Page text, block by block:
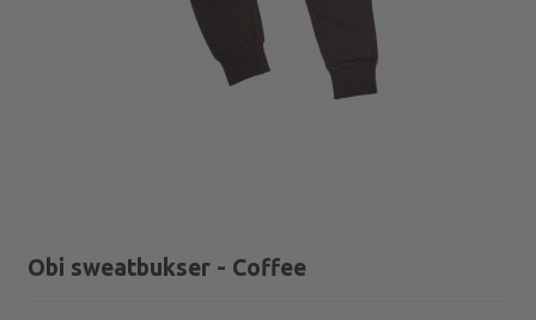
Obi sweatbukser - Coffee